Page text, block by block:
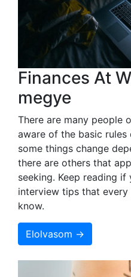
Finances At
megye
There are many people
aware of the basic
some things change
there are others that
seeking. Keep reading
interview tips that
know.
Elolvasom →